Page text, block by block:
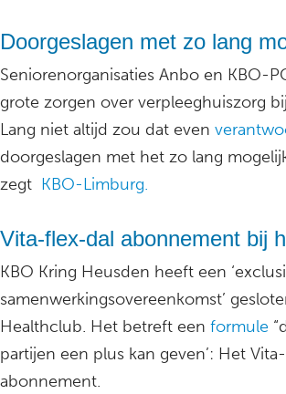
Doorgeslagen met zo lang
Seniorenorganisaties Anbo en KBO-
grote zorgen over verpleeghuiszorg
Lang niet altijd zou dat even
doorgeslagen met het zo lang
zegt KBO-Limburg.
Vita-flex-dal abonnement bij
KBO Kring Heusden heeft een
samenwerkingsovereenkomst’
Healthclub. Het betreft een formule
partijen een plus kan geven’: Het
abonnement.